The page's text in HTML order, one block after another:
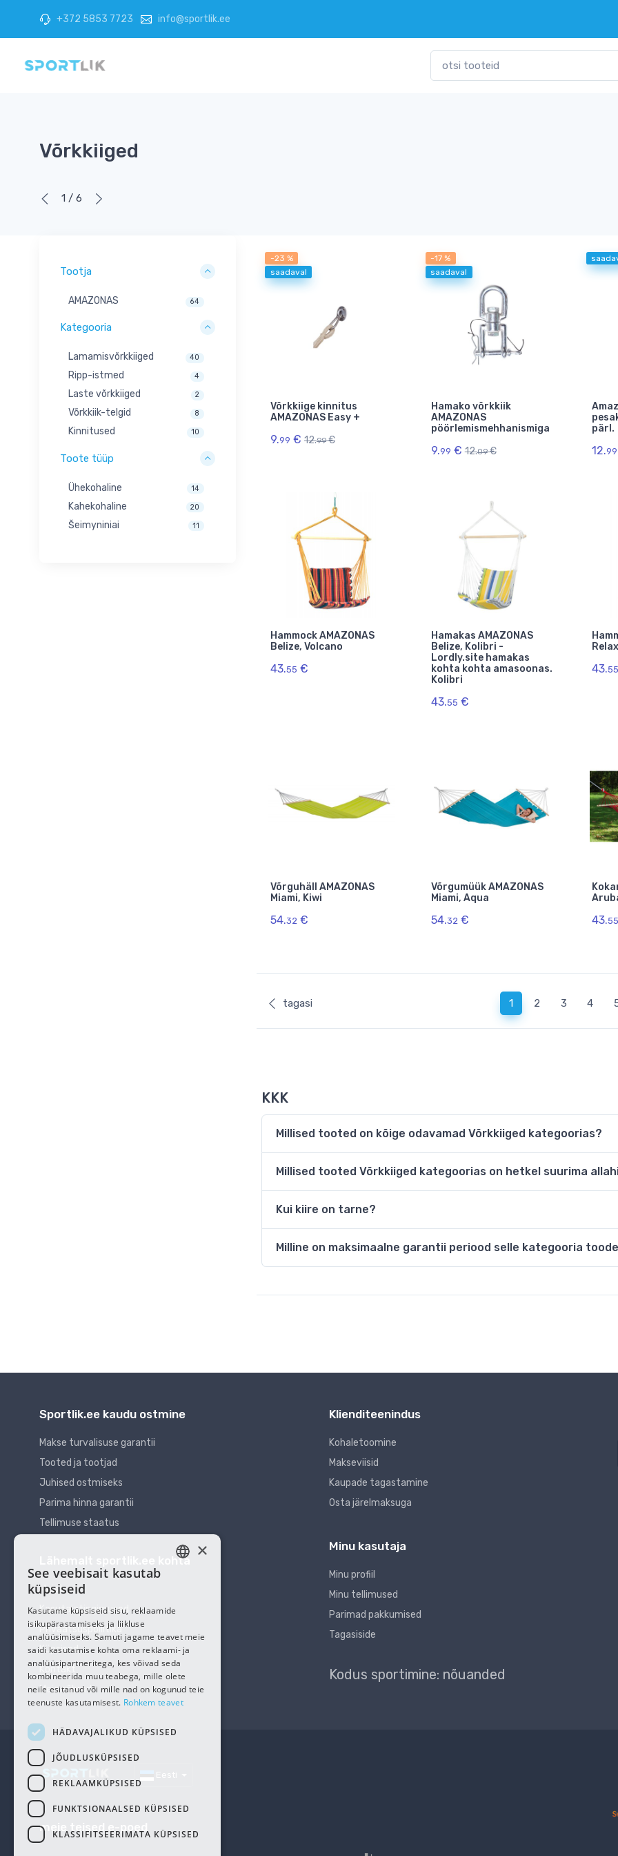
+372 5853 7723 info@sportlik.ee
Võrkkiiged
1 / 6
Tootja
AMAZONAS 64
Kategooria
Lamamisvõrkkiiged 40
Ripp-istmed 4
Laste võrkkiiged 2
Võrkkiik-telgid 8
Kinnitused 10
Toote tüüp
Ühekohaline 14
Kahekohaline 20
Šeimyniniai 11
-23 %
saadaval
Võrkkiige kinnitus
AMAZONAS Easy +
9.99 € 12.99€
-17 %
saadaval
Hamako võrkkiik
AMAZONAS
pöörlemismehhanismiga
9.99 €12.09€
pärl.
12.99
Hammock AMAZONAS
Belize, Volcano
43.55 €
Hamakas AMAZONAS
Belize, Kolibri -
Lordly.site hamakas
kohta kohta amasoonas.
Kolibri
43.55 €
43.55
Võrguhäll AMAZONAS
Miami, Kiwi
54.32 €
Võrgumüük AMAZONAS
Miami, Aqua
54.32€ 43.55
tagasi 1(current)
2 3 4
KKK
Millised tooted on kõige odavamad Võrkkiiged kategoorias?
Millised tooted Võrkkiiged kategoorias on hetkel suurima
Kui kiire on tarne?
Milline on maksimaalne garantii periood selle kategooria
Sportlik.ee kaudu ostmine
Makse turvalisuse garantii
Tooted ja tootjad
Juhised ostmiseks
Parima hinna garantii
Tellimuse staatus
Lähemalt sportlik.ee kohta
Meist
Kasutajatingimused
Privaatsuspoliitika
Küpsised
Kontakt
Meie sõbrad
Klienditeenindus
Kohaletoomine
Makseviisid
Kaupade tagastamine
Osta järelmaksuga
Minu kasutaja
Minu profiil
Minu tellimused
Parimad pakkumised
Tagasiside
Kodus sportimine: nõuanded
meie teised e-poed
×
See veebisait kasutab
küpsiseid
Kasutame küpsiseid sisu, reklaamide
isikupärastamiseks ja liikluse
analüüsimiseks. Samuti jagame teavet meie
saidi kasutamise kohta oma reklaami- ja
analüüsipartneritega, kes võivad seda
kombineerida muu teabega, mille olete
neile esitanud või mille nad on kogunud teie
teenuste kasutamisest. Rohkem teavet
HÄDAVAJALIKUD KÜPSISED
JÕUDLUSKÜPSISED
REKLAAMKÜPSISED
FUNKTSIONAALSED KÜPSISED
KLASSIFITSEERIMATA KÜPSISED